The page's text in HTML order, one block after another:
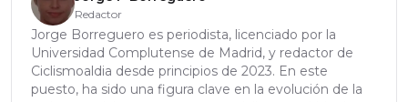
Redactor
Jorge Borreguero es periodista, licenciado por la
Universidad Complutense de Madrid, y redactor de
Ciclismoaldia desde principios de 2023. En este
puesto, ha sido una figura clave en la evolución de la